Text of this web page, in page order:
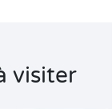
visiter